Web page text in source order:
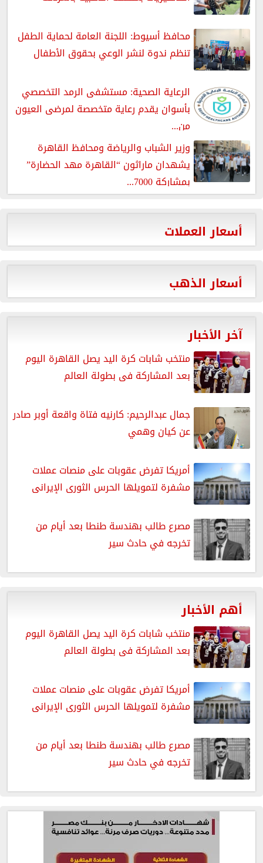
محافظ أسيوط: اللجنة العامة لحماية الطفل
تنظم ندوة لنشر الوعي بحقوق الأطفال
الرعاية الصحية: مستشفى الرمد التخصصي
بأسوان يقدم رعاية متخصصة لمرضى العيون
من...
وزير الشباب والرياضة ومحافظ القاهرة
يشهدان ماراثون “القاهرة مهد الحضارة”
بمشاركة 7000...
أسعار العملات
أسعار الذهب
آخر الأخبار
منتخب شابات كرة اليد يصل القاهرة اليوم
بعد المشاركة فى بطولة العالم
جمال عبدالرحيم: كارنيه فتاة واقعة أوبر صادر
عن كيان وهمي
أمريكا تفرض عقوبات على منصات عملات
مشفرة لتمويلها الحرس الثورى الإيرانى
مصرع طالب بهندسة طنطا بعد أيام من
تخرجه في حادث سير
أهم الأخبار
منتخب شابات كرة اليد يصل القاهرة اليوم
بعد المشاركة فى بطولة العالم
أمريكا تفرض عقوبات على منصات عملات
مشفرة لتمويلها الحرس الثورى الإيرانى
مصرع طالب بهندسة طنطا بعد أيام من
تخرجه في حادث سير